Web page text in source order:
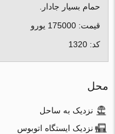
حمام بسیار جادار.
قیمت: 175000 یورو
کد: 1320
محل
نزدیک به ساحل
نزدیک ایستگاه اتوبوس